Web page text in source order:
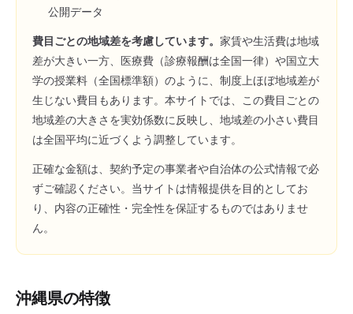
公開データ
費目ごとの地域差を考慮しています。 家賃や生活費は地域
差が大きい一方、医療費（診療報酬は全国一律）や国立大
学の授業料（全国標準額）のように、制度上ほぼ地域差が
生じない費目もあります。本サイトでは、この費目ごとの
地域差の大きさを実効係数に反映し、地域差の小さい費目
は全国平均に近づくよう調整しています。
正確な金額は、契約予定の事業者や自治体の公式情報で必
ずご確認ください。当サイトは情報提供を目的としてお
り、内容の正確性・完全性を保証するものではありませ
ん。
沖縄県の特徴